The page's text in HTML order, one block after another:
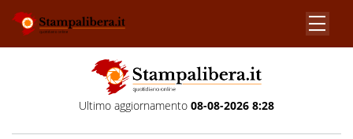
Ultimo aggiornamento 08-08-2026 8:28